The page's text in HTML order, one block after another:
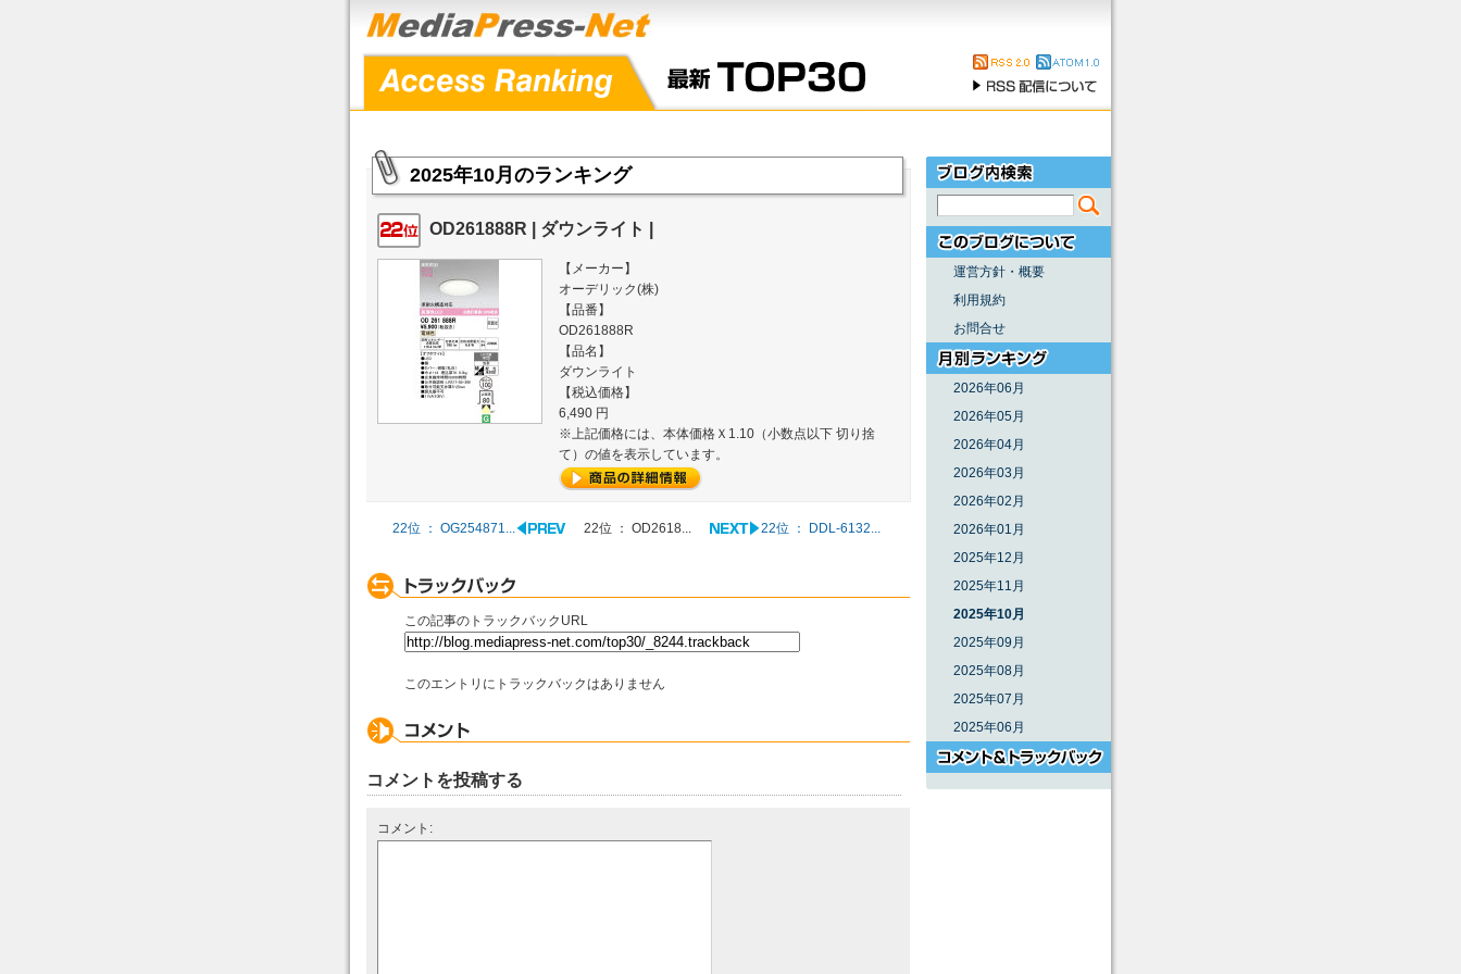
2025年10月のランキング
OD261888R | ダウンライト |
【メーカー】
オーデリック(株)
【品番】
OD261888R
【品名】
ダウンライト
【税込価格】
6,490 円
※上記価格には、本体価格Ｘ1.10（小数点以下 切り捨
て）の値を表示しています。
22位 ： OG254871... 22位 ： OD2618... 22位 ： DDL-6132...
この記事のトラックバックURL
このエントリにトラックバックはありません
コメントを投稿する
コメント:
運営方針・概要
利用規約
お問合せ
2026年06月
2026年05月
2026年04月
2026年03月
2026年02月
2026年01月
2025年12月
2025年11月
2025年10月
2025年09月
2025年08月
2025年07月
2025年06月